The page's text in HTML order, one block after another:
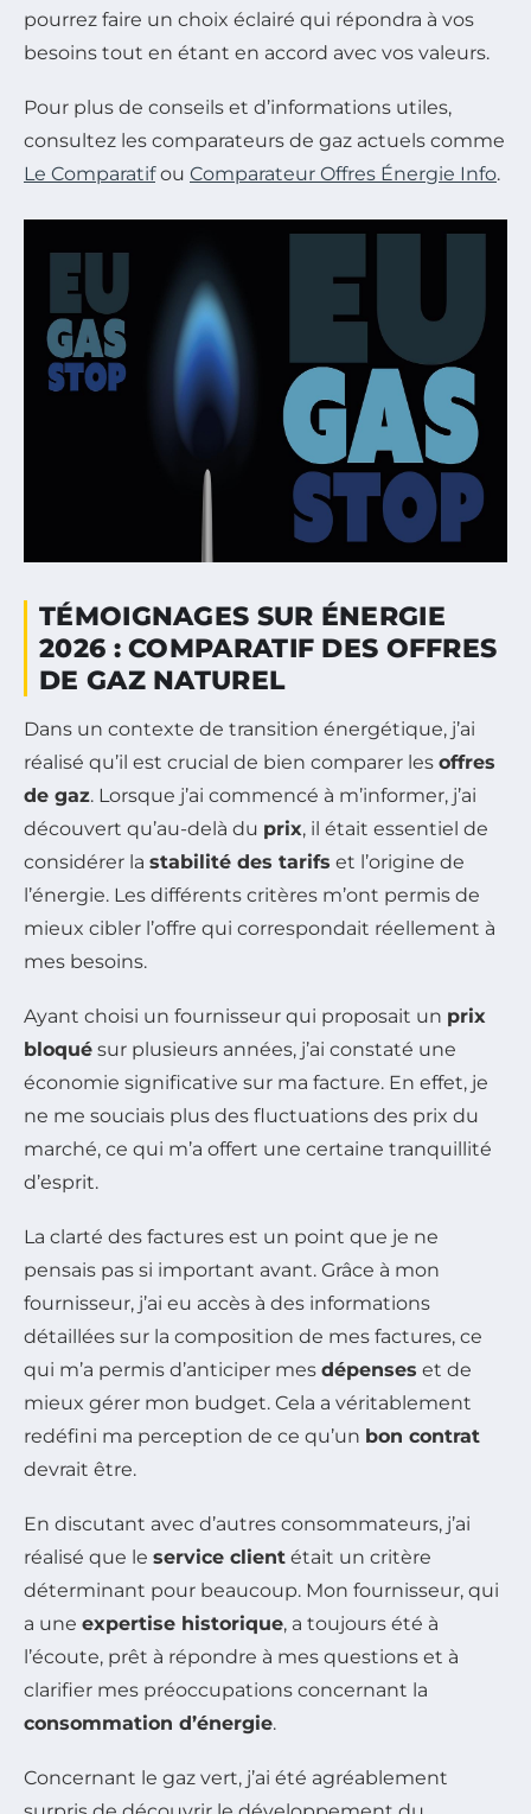
pourrez faire un choix éclairé qui répondra à vos
besoins tout en étant en accord avec vos valeurs.
Pour plus de conseils et d’informations utiles,
consultez les comparateurs de gaz actuels comme
Le Comparatifou Comparateur Offres Énergie Info.
TÉMOIGNAGES SUR ÉNERGIE
2026 : COMPARATIF DES OFFRES
DE GAZ NATUREL
Dans un contexte de transition énergétique, j’ai
réalisé qu’il est crucial de bien comparer les offres
de gaz. Lorsque j’ai commencé à m’informer, j’ai
découvert qu’au-delà du prix, il était essentiel de
considérer la stabilité des tarifs et l’origine de
l’énergie. Les différents critères m’ont permis de
mieux cibler l’offre qui correspondait réellement à
mes besoins.
Ayant choisi un fournisseur qui proposait un prix
bloqué sur plusieurs années, j’ai constaté une
économie significative sur ma facture. En effet, je
ne me souciais plus des fluctuations des prix du
marché, ce qui m’a offert une certaine tranquillité
d’esprit.
La clarté des factures est un point que je ne
pensais pas si important avant. Grâce à mon
fournisseur, j’ai eu accès à des informations
détaillées sur la composition de mes factures, ce
qui m’a permis d’anticiper mes dépenses et de
mieux gérer mon budget. Cela a véritablement
redéfini ma perception de ce qu’un bon contrat
devrait être.
En discutant avec d’autres consommateurs, j’ai
réalisé que le service client était un critère
déterminant pour beaucoup. Mon fournisseur, qui
a une expertise historique, a toujours été à
l’écoute, prêt à répondre à mes questions et à
clarifier mes préoccupations concernant la
consommation d’énergie.
Concernant le gaz vert, j’ai été agréablement